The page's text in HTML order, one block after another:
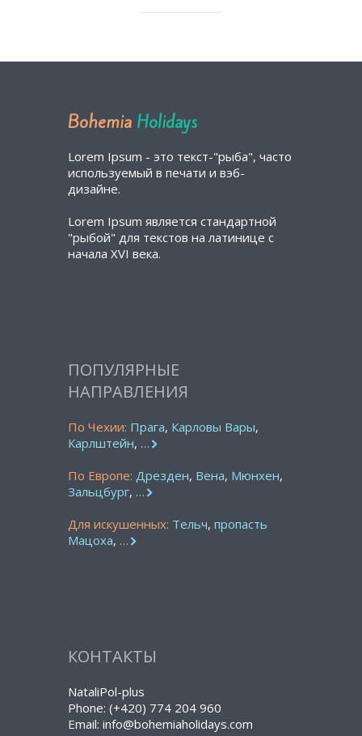
Bohemia Holidays
Lorem Ipsum - это текст-"рыба", часто
используемый в печати и вэб-
дизайне.
Lorem Ipsum является стандартной
"рыбой" для текстов на латинице с
начала XVI века.
ПОПУЛЯРНЫЕ
НАПРАВЛЕНИЯ
По Чехии: Прага, Карловы Вары,
Карлштейн, …
По Европе: Дрезден, Вена, Мюнхен,
Зальцбург, …
Для искушенных: Тельч, пропасть
Мацоха, …
КОНТАКТЫ
NataliPol-plus
Phone: (+420) 774 204 960
Email: info@bohemiaholidays.com